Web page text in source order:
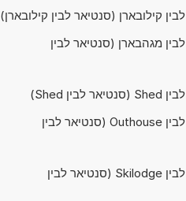
מחשבון: להמיר בין ca לבין מגהבארן (סנטיאר לבין
מחשבון: להמיר בין ca לבין Outhouse (סנטיאר לבין
מחשבון: להמיר בין ca לבין Skilodge (סנטיאר לבין